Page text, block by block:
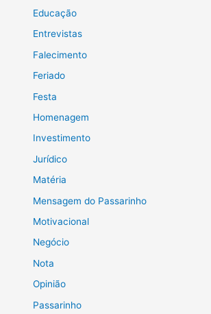
Educação
Entrevistas
Falecimento
Feriado
Festa
Homenagem
Investimento
Jurídico
Matéria
Mensagem do Passarinho
Motivacional
Negócio
Nota
Opinião
Passarinho